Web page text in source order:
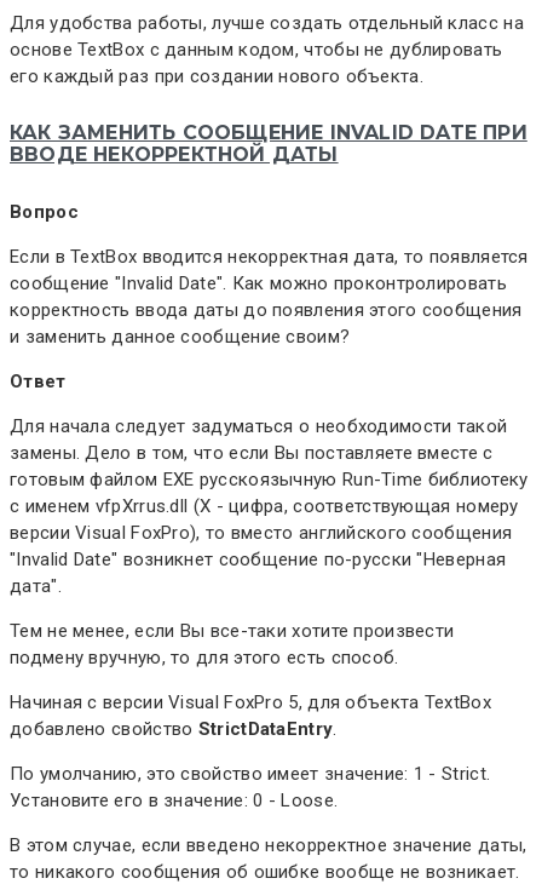
Для удобства работы, лучше создать отдельный класс на
основе TextBox с данным кодом, чтобы не дублировать
его каждый раз при создании нового объекта.
КАК ЗАМЕНИТЬ СООБЩЕНИЕ INVALID DATE ПРИ
ВВОДЕ НЕКОРРЕКТНОЙ ДАТЫ
Вопрос
Если в TextBox вводится некорректная дата, то появляется
сообщение "Invalid Date". Как можно проконтролировать
корректность ввода даты до появления этого сообщения
и заменить данное сообщение своим?
Ответ
Для начала следует задуматься о необходимости такой
замены. Дело в том, что если Вы поставляете вместе с
готовым файлом EXE русскоязычную Run-Time библиотеку
с именем vfpXrrus.dll (X - цифра, соответствующая номеру
версии Visual FoxPro), то вместо английского сообщения
"Invalid Date" возникнет сообщение по-русски "Неверная
дата".
Тем не менее, если Вы все-таки хотите произвести
подмену вручную, то для этого есть способ.
Начиная с версии Visual FoxPro 5, для объекта TextBox
добавлено свойство StrictDataEntry.
По умолчанию, это свойство имеет значение: 1 - Strict.
Установите его в значение: 0 - Loose.
В этом случае, если введено некорректное значение даты,
то никакого сообщения об ошибке вообще не возникает.